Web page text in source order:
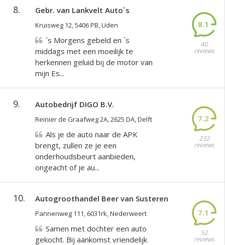
8. Gebr. van Lankvelt Auto`s
Kruisweg 12, 5406 PB, Uden 8.1
40
reviews
´s Morgens gebeld en ´s
middags met een moeilijk te
herkennen geluid bij de motor van
mijn Es...
9. Autobedrijf DIGO B.V.
Reinier de Graafweg 2A, 2625 DA, Delft 7.2
232
reviews
Als je de auto naar de APK
brengt, zullen ze je een
onderhoudsbeurt aanbieden,
ongeacht of je au...
10. Autogroothandel Beer van Susteren
Pannenweg 111, 6031rk, Nederweert 7.1
52
reviews
Samen met dochter een auto
gekocht. Bij aankomst vriendelijk